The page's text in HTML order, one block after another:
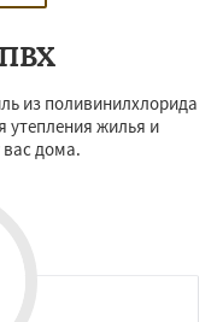
из поливинилхлорида
утепления жилья и
дома.